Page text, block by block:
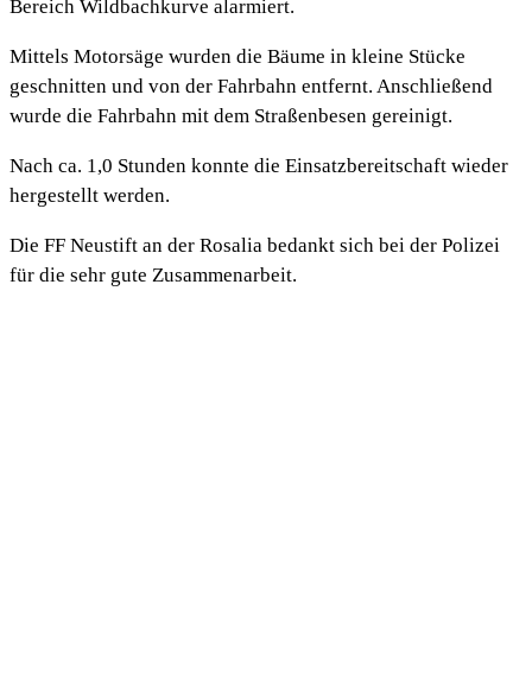
Bereich Wildbachkurve alarmiert.
Mittels Motorsäge wurden die Bäume in kleine Stücke
geschnitten und von der Fahrbahn entfernt. Anschließend
wurde die Fahrbahn mit dem Straßenbesen gereinigt.
Nach ca. 1,0 Stunden konnte die Einsatzbereitschaft wieder
hergestellt werden.
Die FF Neustift an der Rosalia bedankt sich bei der Polizei
für die sehr gute Zusammenarbeit.